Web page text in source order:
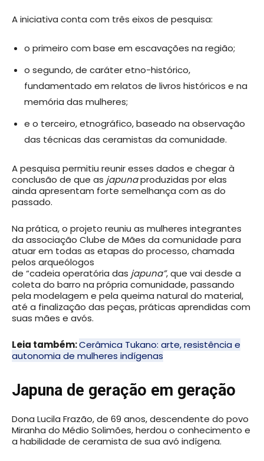
A iniciativa conta com três eixos de pesquisa:
o primeiro com base em escavações na região;
o segundo, de caráter etno-histórico,
fundamentado em relatos de livros históricos e na
memória das mulheres;
e o terceiro, etnográfico, baseado na observação
das técnicas das ceramistas da comunidade.
A pesquisa permitiu reunir esses dados e chegar à
conclusão de que as japunaproduzidas por elas
ainda apresentam forte semelhança com as do
passado.
Na prática, o projeto reuniu as mulheres integrantes
da associação Clube de Mães da comunidade para
atuar em todas as etapas do processo, chamada
pelos arqueólogos
de “cadeia operatória das japuna”, que vai desde a
coleta do barro na própria comunidade, passando
pela modelagem e pela queima natural do material,
até a finalização das peças, práticas aprendidas com
suas mães e avós.
Leia também:Cerâmica Tukano: arte, resistência e
autonomia de mulheres indígenas
Japuna de geração em geração
Dona Lucila Frazão, de 69 anos, descendente do povo
Miranha do Médio Solimões, herdou o conhecimento e
a habilidade de ceramista de sua avó indígena.